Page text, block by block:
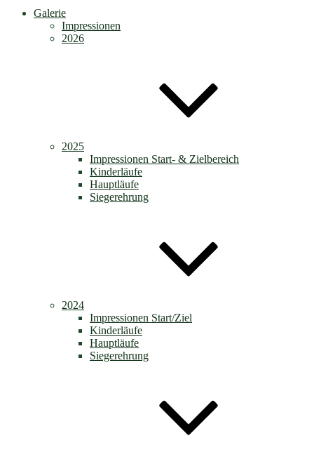
Galerie
Impressionen
2026
2025
Impressionen Start- & Zielbereich
Kinderläufe
Hauptläufe
Siegerehrung
2024
Impressionen Start/Ziel
Kinderläufe
Hauptläufe
Siegerehrung